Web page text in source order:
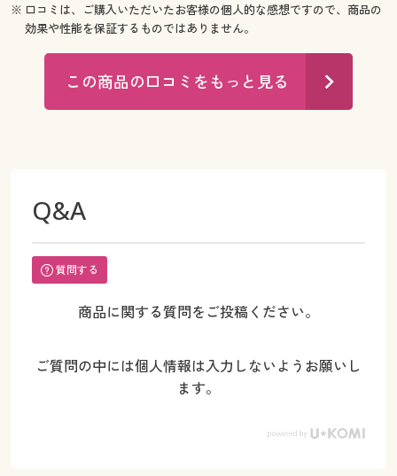
※ 口コミは、ご購入いただいたお客様の個人的な感想ですので、商品の
効果や性能を保証するものではありません。
この商品の口コミをもっと見る
Q&A
質問する
商品に関する質問をご投稿ください。
ご質問の中には個人情報は入力しないようお願いし
ます。